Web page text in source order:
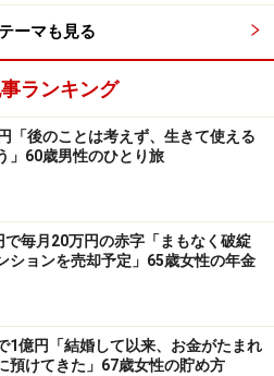
せておけばよかった」
ておけばよかったことがある
金をかけるなどして、老後資
った」と回答。
は「今後給与収入は先細り、
思う」とコメント。
期世代の方や個人事業主より
に言い聞かせておられるよう
ーマも見る
ランキング
「後のことは考えず、生きて使える
」60歳男性のひとり旅
で毎月20万円の赤字「まもなく破綻
ションを売却予定」65歳女性の年金
1億円「結婚して以来、お金がたまれ
預けてきた」67歳女性の貯め方